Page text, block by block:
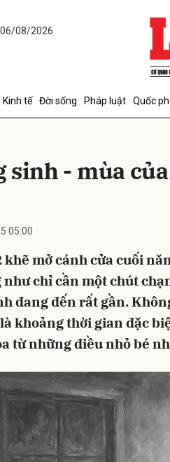
06/08/2026
Kinh tế Đời sống Pháp luật Quốc
sinh - mùa
05:00
khẽ mở cánh cửa cuối
như chỉ cần một chút
đang đến rất gần.
khoảng thời gian đặc
từ những điều nhỏ bé
Gửi bình